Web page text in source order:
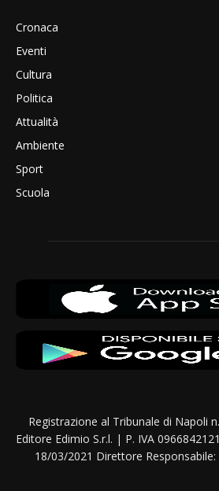
Cronaca
Eventi
Cultura
Politica
Attualità
Ambiente
Sport
Scuola
Registrazione al Tribunale di Napoli
Editore Edimio S.r.l. | P. IVA
18/03/2021 Direttore